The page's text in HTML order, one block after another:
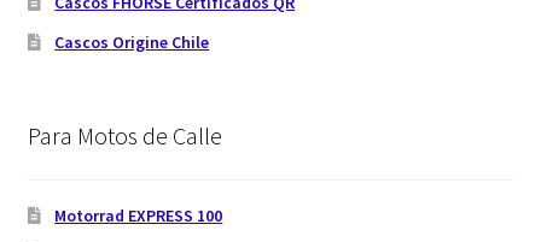
Cascos Origine Chile
Para Motos de Calle
Motorrad EXPRESS 100